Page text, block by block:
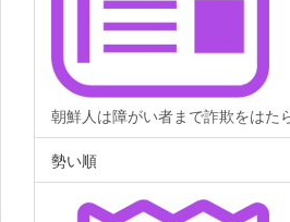
朝鮮人は障がい者まで詐欺をはた
勢い順